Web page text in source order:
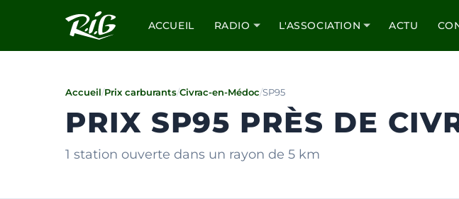
ACCUEIL RADIO L'ASSOCIATION ACTU
Accueil/Prix carburants/Civrac-en-Médoc/SP95
PRIX SP95 PRÈS DE
1 station ouverte dans un rayon de 5 km